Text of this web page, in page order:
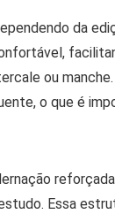
da
ou
o que é
Essa